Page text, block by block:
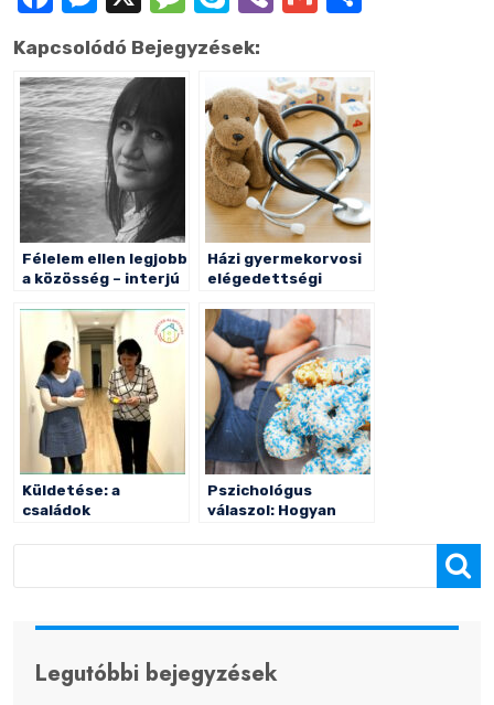
Kapcsolódó Bejegyzések:
Félelem ellen legjobb
a közösség – interjú
Házi gyermekorvosi
elégedettségi
Küldetése: a
családok
Pszichológus
válaszol: Hogyan
“édesség-traktát”?
Legutóbbi bejegyzések